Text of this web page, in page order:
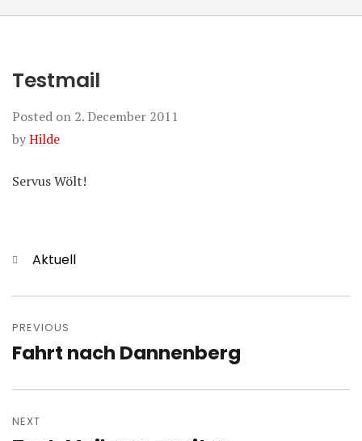
Testmail
Posted on 2. December 2011
byHilde
Servus Wölt!
Categories
Aktuell
navigation
PREVIOUS
Previous
Fahrt nach Dannenberg
NEXT